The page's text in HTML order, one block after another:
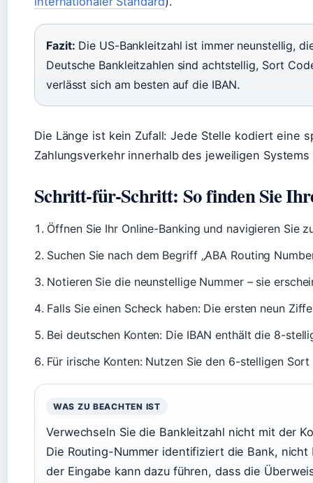
Fazit: Die US-Bankleitzahl ist immer neunstellig,
Deutsche Bankleitzahlen sind achtstellig, Sort
verlässt sich am besten auf die IBAN.
Die Länge ist kein Zufall: Jede Stelle kodiert eine
Zahlungsverkehr innerhalb des jeweiligen
Schritt-für-Schritt: So finden Sie
Öffnen Sie Ihr Online-Banking und navigieren Sie
Suchen Sie nach dem Begriff „ABA Routing
Notieren Sie die neunstellige Nummer – sie
Falls Sie einen Scheck haben: Die ersten neun
Bei deutschen Konten: Die IBAN enthält die 8-
Für irische Konten: Nutzen Sie den 6-stelligen
WAS ZU BEACHTEN IST
Verwechseln Sie die Bankleitzahl nicht mit der
Die Routing-Nummer identifiziert die Bank,
der Eingabe kann dazu führen, dass die